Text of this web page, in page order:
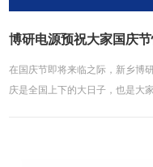
博研电源预祝大家国庆节
在国庆节即将来临之际，新乡博
庆是全国上下的大日子，也是大